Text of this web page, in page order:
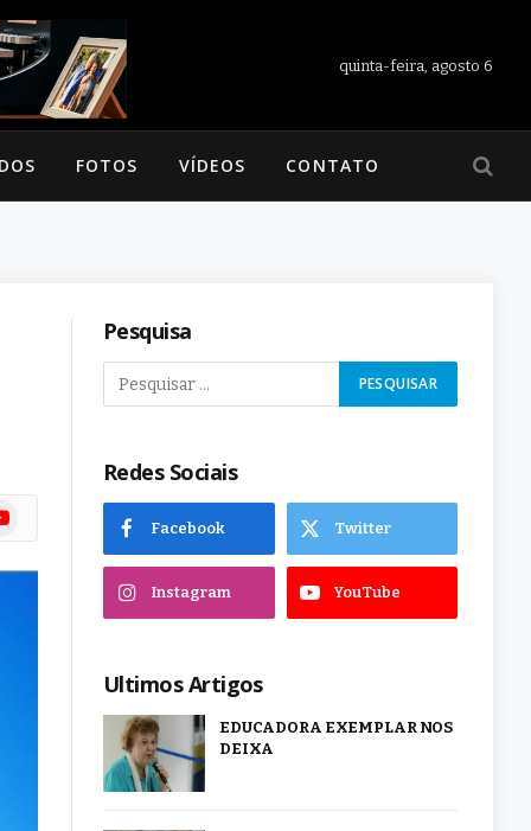
quinta-feira, agosto 6
FOTOS VÍDEOS CONTATO
Pesquisa
Redes Sociais
Facebook Twitter
Instagram YouTube
Ultimos Artigos
EDUCADORA EXEMPLAR NOS
DEIXA